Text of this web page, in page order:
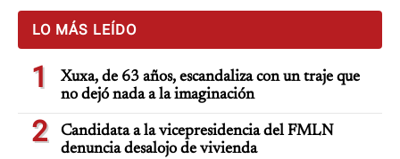
LO MÁS LEÍDO
1
Xuxa, de 63 años, escandaliza con un traje que
no dejó nada a la imaginación
2
Candidata a la vicepresidencia del FMLN
denuncia desalojo de vivienda